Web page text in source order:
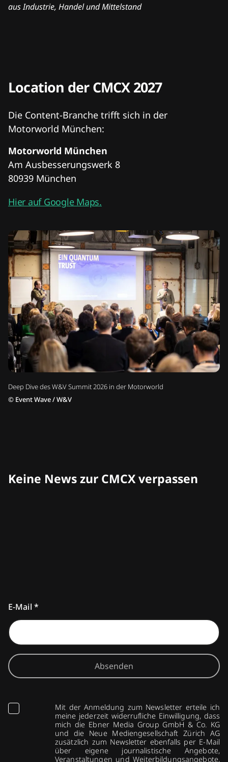
aus Industrie, Handel und Mittelstand
Deep Dive des W&V Summit 2026 in der Motorworld
© Event Wave / W&V
Location der CMCX 2027
Die Content-Branche trifft sich in der
Motorworld München:
Motorworld München
Am Ausbesserungswerk 8
80939 München
Hier auf Google Maps.
Keine News zur CMCX verpassen
E-Mail *
Absenden
Mit der Anmeldung zum Newsletter erteile ich
meine jederzeit widerrufliche Einwilligung, dass
mich die Ebner Media Group GmbH & Co. KG
und die Neue Mediengesellschaft Zürich AG
zusätzlich zum Newsletter ebenfalls per E-Mail
über eigene journalistische Angebote,
Veranstaltungen und Weiterbildungsangebote,